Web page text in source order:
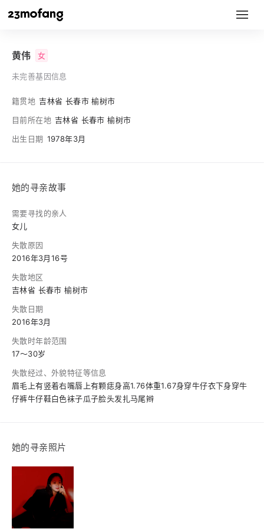
黄伟 女
未完善基因信息
籍贯地 吉林省 长春市 榆树市
目前所在地 吉林省 长春市 榆树市
出生日期 1978年3月
她的寻亲故事
需要寻找的亲人
女儿
失散原因
2016年3月16号
失散地区
吉林省 长春市 榆树市
失散日期
2016年3月
失散时年龄范围
17～30岁
失散经过、外貌特征等信息
眉毛上有竖着右嘴唇上有颗痣身高1.76体重1.67身穿牛仔衣下身穿牛
仔裤牛仔鞋白色袜子瓜子脸头发扎马尾辫
她的寻亲照片